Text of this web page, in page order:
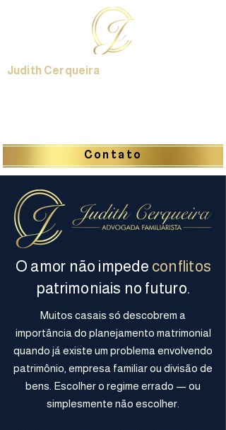
Contato
Judith Cerqueira
O amor não impede conflitos
patrimoniais no futuro.
Muitos casais só descobrem a
importância do planejamento matrimonial
quando já existe um problema envolvendo
patrimônio, empresa familiar ou divisão de
bens. Escolher o regime errado — ou
simplesmente não escolher.